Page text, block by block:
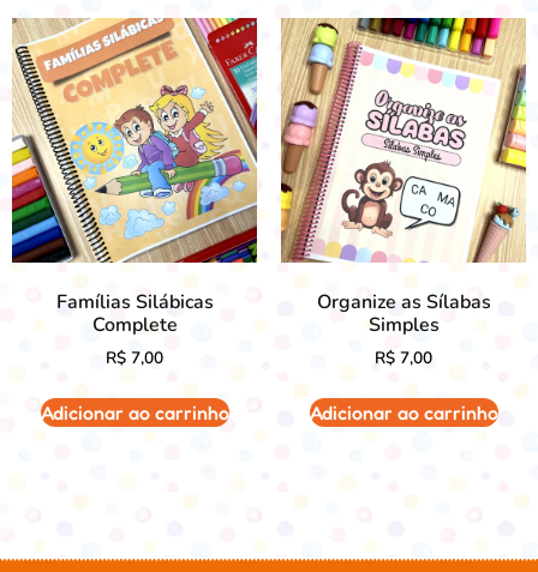
Famílias Silábicas
Complete
R$ 7,00
Adicionar ao carrinho
Organize as Sílabas
Simples
R$ 7,00
Adicionar ao carrinho